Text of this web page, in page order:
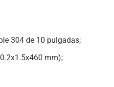
304 de 10 pulgadas;
mm);